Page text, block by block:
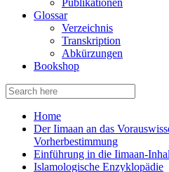
Glossar
Verzeichnis
Transkription
Abkürzungen
Bookshop
Search
for:
Home
Der Iimaan an das
Vorherbestimmung
Einführung in die Iimaan-
Islamologische Enzyklopädie